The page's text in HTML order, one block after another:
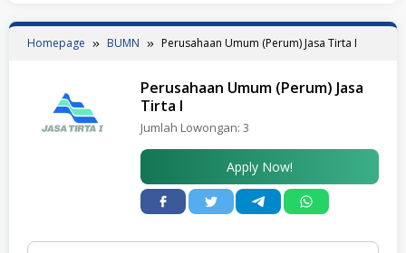
Homepage BUMN Perusahaan Umum (Perum) Jasa Tirta I
Perusahaan Umum (Perum) Jasa
Tirta I
Jumlah Lowongan: 3
Apply Now!